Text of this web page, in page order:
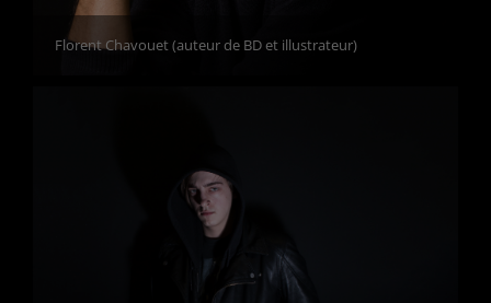
Florent Chavouet (auteur de BD et illustrateur)